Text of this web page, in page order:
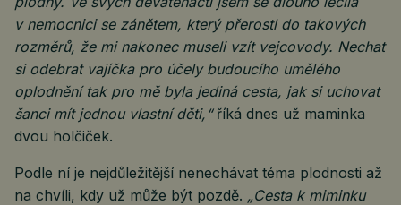
v nemocnici se zánětem, který přerostl do takových
rozměrů, že mi nakonec museli vzít vejcovody. Nechat
si odebrat vajíčka pro účely budoucího umělého
oplodnění tak pro mě byla jediná cesta, jak si uchovat
šanci mít jednou vlastní děti,“říká dnes už maminka
dvou holčiček.
Podle ní je nejdůležitější nenechávat téma plodnosti až
na chvíli, kdy už může být pozdě. „Cesta k miminku